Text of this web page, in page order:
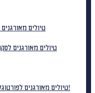
טיולים
טיולים מאורגנים
טיולים מאורגנים לפורטוגל ומדיירה - בטיסות ישירות!